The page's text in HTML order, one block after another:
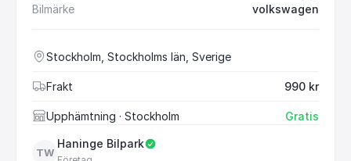
Bilmärke
volkswagen
Stockholm, Stockholms län, Sverige
Frakt 990 kr
Upphämtning · Stockholm Gratis
TW
Haninge Bilpark